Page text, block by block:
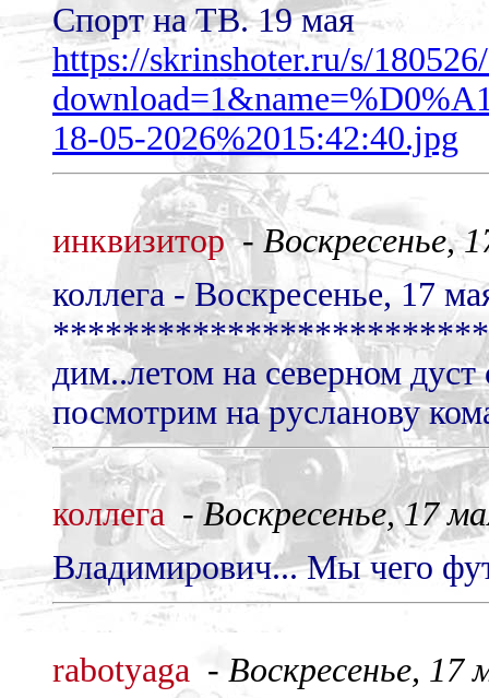
Спорт на ТВ. 19 мая
https://skrinshoter.ru/s/
18-05-2026%2015:42:40.jpg
инквизитор-Воскресенье,
коллега - Воскресенье, 17
дим..летом на северном дуст
посмотрим на русланову
коллега -Воскресенье, 17
Владимирович... Мы чего
rabotyaga - Воскресенье, 17